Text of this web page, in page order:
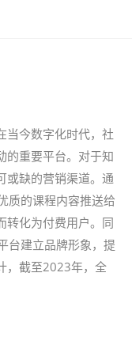
当今数字化时代，社
的重要平台。对于知
或缺的营销渠道。通
质的课程内容推送给
转化为付费用户。同
台建立品牌形象，提
，截至2023年，全